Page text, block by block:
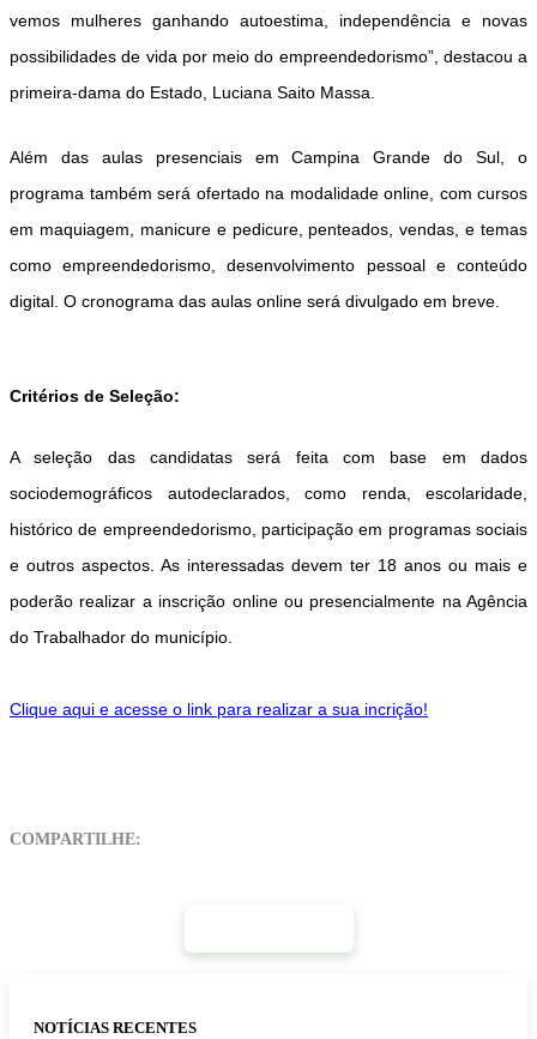
vemos mulheres ganhando autoestima, independência e novas
possibilidades de vida por meio do empreendedorismo”, destacou a
primeira-dama do Estado, Luciana Saito Massa
Além das aulas presenciais em Campina Grande do Sul, o
programa também será ofertado na modalidade online , com cursos
em maquiagem, manicure e pedicure, penteados, vendas, e temas
comoempreendedorismo, desenvolvimento pessoal e conteúdo
digital . O cronograma das aulas online será divulgado em breve.
Critérios de Seleção:
A seleção das candidatas será feita com base em dados
sociodemográficos autodeclarados, como renda, escolaridade,
histórico de empreendedorismo, participação em programas sociais
e outros aspectos. As interessadas devem ter 18 anos ou mais e
poderão realizar a inscrição onlineou presencialmente na Agência
do Trabalhador do município
Clique aqui e acesse o link para realizar a sua incrição!
COMPARTILHE:
NOTÍCIAS RECENTES